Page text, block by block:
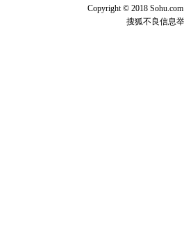
道一声平
[春节]传
Copyright © 2018
搜狐不良信息